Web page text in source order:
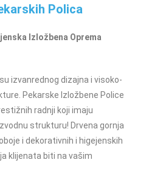
Polica
Izložbena Oprema
izvanrednog dizajna i visoko-
Pekarske Izložbene Police
radnji koji imaju
strukturu! Drvena gornja
i dekorativnih i higejenskih
klijenata biti na vašim